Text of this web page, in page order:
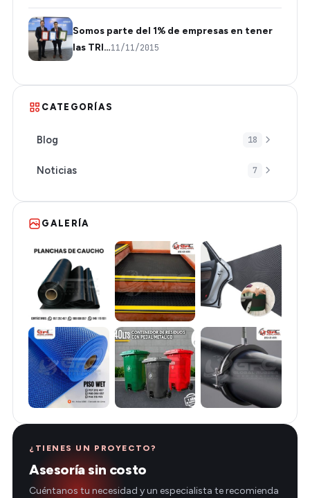
Somos parte del 1% de empresas en tener
las TRI…11/11/2015
CATEGORÍAS
Blog 18
Noticias 7
GALERÍA
¿TIENES UN PROYECTO?
Asesoría sin costo
Cuéntanos tu necesidad y un especialista te recomienda